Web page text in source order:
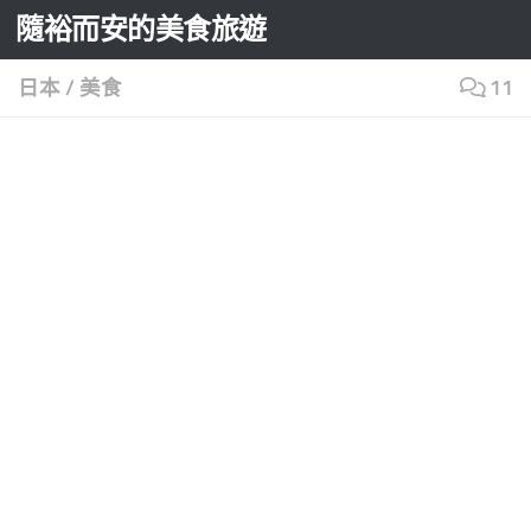
Skip to content
隨裕而安的美食旅遊
日本 / 美食 11